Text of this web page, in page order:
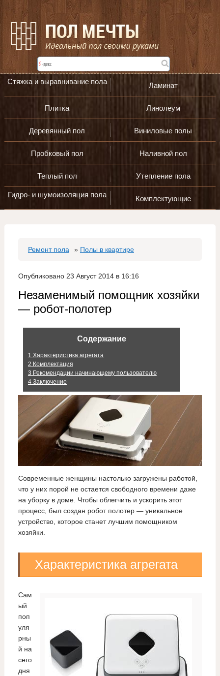
Стяжка и выравнивание пола Ламинат
Плитка Линолеум
Деревянный пол Виниловые полы
Пробковый пол Наливной пол
Теплый пол Утепление пола
Гидро- и шумоизоляция пола Комплектующие
Ремонт пола » Полы в квартире
Опубликовано 23 Август 2014 в 16:16
Незаменимый помощник хозяйки
— робот-полотер
Содержание
1 Характеристика агрегата
2 Комплектация
3 Рекомендации начинающему пользователю
4Заключение
Современные женщины настолько загружены работой,
что у них порой не остается свободного времени даже
на уборку в доме. Чтобы облегчить и ускорить этот
процесс, был создан робот полотер — уникальное
устройство, которое станет лучшим помощником
хозяйки.
Характеристика агрегата
Сам
ый
поп
уля
рны
й на
сего
дня